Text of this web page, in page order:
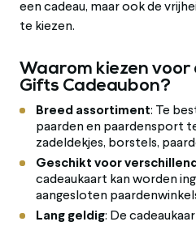
een cadeau, maar ook de
te kiezen.
Waarom kiezen voor
Gifts Cadeaubon?
Breed assortiment: Te
paarden en paardensport
zadeldekjes, borstels,
Geschikt voor
cadeaukaart kan worden
aangesloten
Lang geldig: De